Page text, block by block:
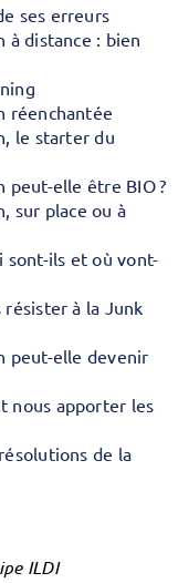
ses erreurs
distance : bien
réenchantée
le starter du
elle être BIO ?
sur place ou à
sont-ils et où vont-
à la Junk
peut-elle devenir
nous apporter les
de la
ILDI